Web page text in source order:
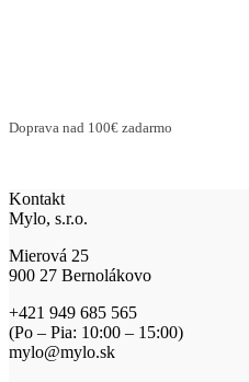
Doprava nad 100€ zadarmo
Kontakt
Mylo, s.r.o.
Mierová 25
900 27 Bernolákovo
+421 949 685 565
(Po – Pia: 10:00 – 15:00)
mylo@mylo.sk